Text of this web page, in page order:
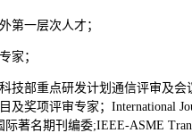
第一层次人才；
家；
技部重点研发计划通信评审及
奖项评审专家；International
际著名期刊编委;IEEE-ASME